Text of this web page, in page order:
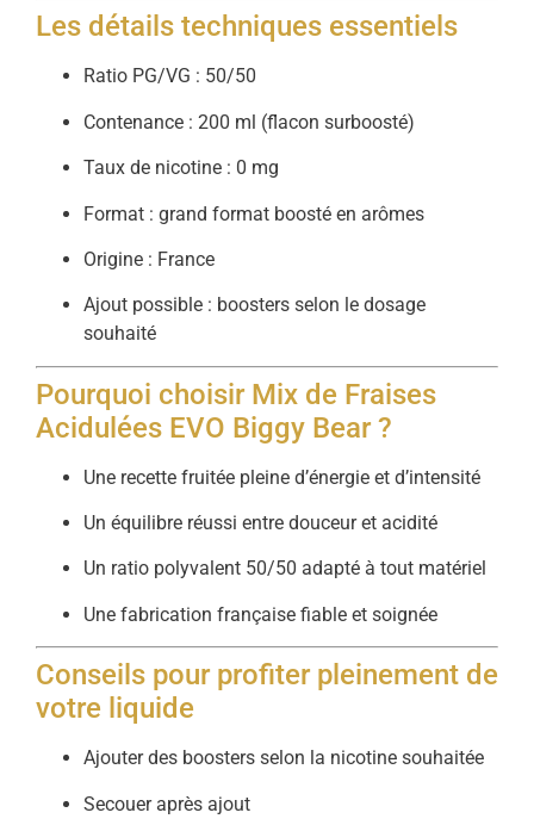
Les détails techniques essentiels
Ratio PG/VG : 50/50
Contenance : 200 ml (flacon surboosté)
Taux de nicotine : 0 mg
Format : grand format boosté en arômes
Origine : France
Ajout possible : boosters selon le dosage
souhaité
Pourquoi choisir Mix de Fraises
Acidulées EVO Biggy Bear ?
Une recette fruitée pleine d’énergie et d’intensité
Un équilibre réussi entre douceur et acidité
Un ratio polyvalent 50/50 adapté à tout matériel
Une fabrication française fiable et soignée
Conseils pour profiter pleinement de
votre liquide
Ajouter des boosters selon la nicotine souhaitée
Secouer après ajout